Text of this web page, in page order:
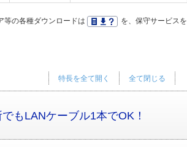
の各種ダウンロードは
を、保守サービスを
全て閉じる
特長を全て開く
もLANケーブル1本でOK！